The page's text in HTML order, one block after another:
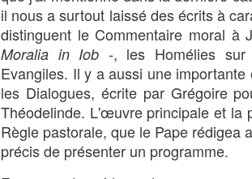
il nous a surtout laissé des écrits à
distinguent le Commentaire moral
Moralia in Iob -, les Homélies
Evangiles. Il y a aussi une
les Dialogues, écrite par Grégoire
Théodelinde. L'œuvre principale et la
Règle pastorale, que le Pape rédigea
précis de présenter un programme.